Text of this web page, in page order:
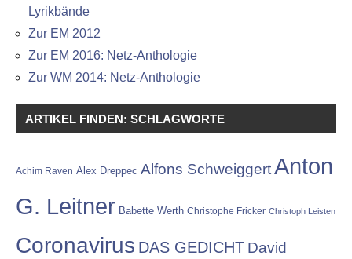
Lyrikbände
Zur EM 2012
Zur EM 2016: Netz-Anthologie
Zur WM 2014: Netz-Anthologie
ARTIKEL FINDEN: SCHLAGWORTE
Achim Raven Alex Dreppec Alfons SchweiggertAnton
G. Leitner Babette Werth Christophe Fricker Christoph Leisten
Coronavirus DAS GEDICHT David